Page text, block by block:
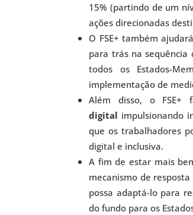
15% (partindo de um
ações direcionadas
O FSE+ também
para trás na sequência
todos os Estados-
implementação de
Além disso, o
digital impulsionando
que os trabalhadores
digital e inclusiva.
A fim de estar mais
mecanismo de resposta
possa adaptá-lo para
do fundo para os